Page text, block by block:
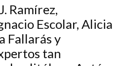
Ramírez,
Escolar, Alicia
Fallarás y
tan